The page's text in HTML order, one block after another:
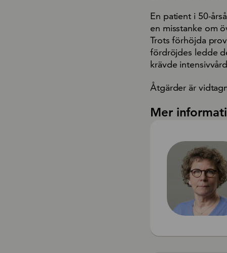
En patient i 50-
en misstanke om
Trots förhöjda
fördröjdes ledde
krävde
Åtgärder är
Mer